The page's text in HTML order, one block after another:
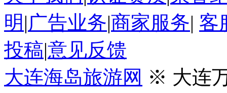
明 |广告业务|商家服务| 客
投稿|意见反馈
大连海岛旅游网 ※ 大连